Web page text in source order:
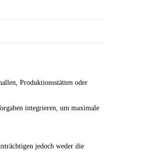
Produktionsstätten oder
integrieren, um maximale
jedoch weder die